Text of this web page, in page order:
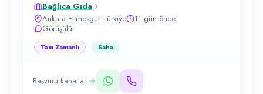
Bağlıca Gıda
Ankara Etimesgut Türkiye
11 gün önce
Görüşülür
Tam Zamanlı Saha
Başvuru kanalları